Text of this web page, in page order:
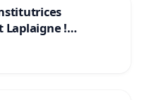
Laplaigne !
enfants.